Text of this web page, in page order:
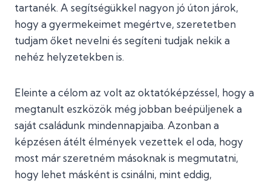
tartanék. A segítségükkel nagyon jó úton járok,
hogy a gyermekeimet megértve, szeretetben
tudjam őket nevelni és segíteni tudjak nekik a
nehéz helyzetekben is.
Eleinte a célom az volt az oktatóképzéssel, hogy a
megtanult eszközök még jobban beépüljenek a
saját családunk mindennapjaiba. Azonban a
képzésen átélt élmények vezettek el oda, hogy
most már szeretném másoknak is megmutatni,
hogy lehet másként is csinálni, mint eddig,